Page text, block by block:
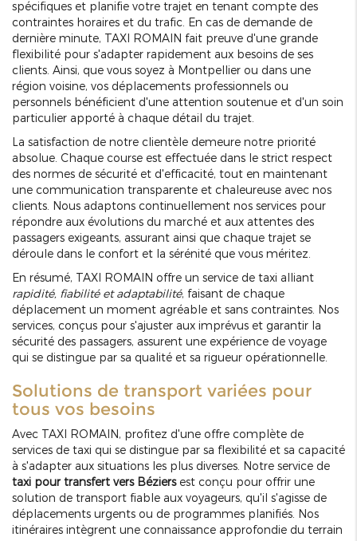
spécifiques et planifie votre trajet en tenant compte des
contraintes horaires et du trafic. En cas de demande de
dernière minute, TAXI ROMAIN fait preuve d'une grande
flexibilité pour s'adapter rapidement aux besoins de ses
clients. Ainsi, que vous soyez à Montpellier ou dans une
région voisine, vos déplacements professionnels ou
personnels bénéficient d'une attention soutenue et d'un soin
particulier apporté à chaque détail du trajet.
La satisfaction de notre clientèle demeure notre priorité
absolue. Chaque course est effectuée dans le strict respect
des normes de sécurité et d'efficacité, tout en maintenant
une communication transparente et chaleureuse avec nos
clients. Nous adaptons continuellement nos services pour
répondre aux évolutions du marché et aux attentes des
passagers exigeants, assurant ainsi que chaque trajet se
déroule dans le confort et la sérénité que vous méritez.
En résumé, TAXI ROMAIN offre un service de taxi alliant
rapidité, fiabilité et adaptabilité, faisant de chaque
déplacement un moment agréable et sans contraintes. Nos
services, conçus pour s'ajuster aux imprévus et garantir la
sécurité des passagers, assurent une expérience de voyage
qui se distingue par sa qualité et sa rigueur opérationnelle.
Solutions de transport variées pour
tous vos besoins
Avec TAXI ROMAIN, profitez d'une offre complète de
services de taxi qui se distingue par sa flexibilité et sa capacité
à s'adapter aux situations les plus diverses. Notre service de
taxi pour transfert vers Béziersest conçu pour offrir une
solution de transport fiable aux voyageurs, qu'il s'agisse de
déplacements urgents ou de programmes planifiés. Nos
itinéraires intègrent une connaissance approfondie du terrain